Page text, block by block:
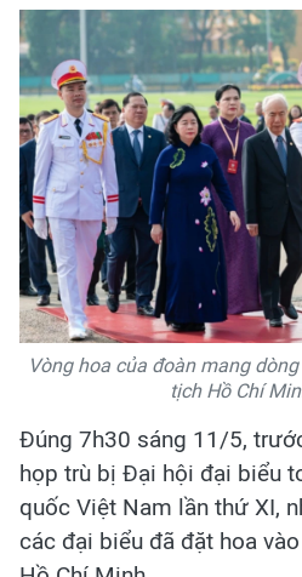
Vòng hoa của đoàn mang
tịch Hồ Chí
Đúng 7h30 sáng 11/5,
họp trù bị Đại hội đại biểu
quốc Việt Nam lần thứ XI,
các đại biểu đã đặt hoa